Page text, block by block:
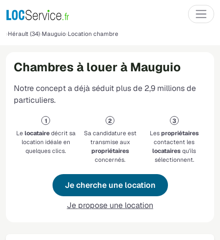
Hérault (34) Mauguio Location chambre
Chambres à louer à Mauguio
Notre concept a déjà séduit plus de 2,9 millions de
particuliers.
Lelocatairedécrit sa
location idéale en
quelques clics.
Sa candidature est
transmise aux
propriétaires
concernés.
Lespropriétaires
contactent les
locatairesqu'ils
sélectionnent.
Je cherche une location
Je propose une location